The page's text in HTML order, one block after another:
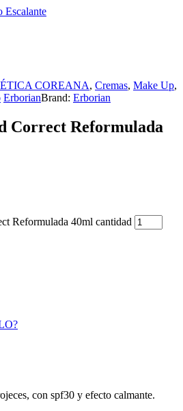
COREANA, Cremas, Make Up,
ErborianBrand: Erborian
Correct Reformulada
Reformulada 40ml cantidad
con spf30 y efecto calmante.